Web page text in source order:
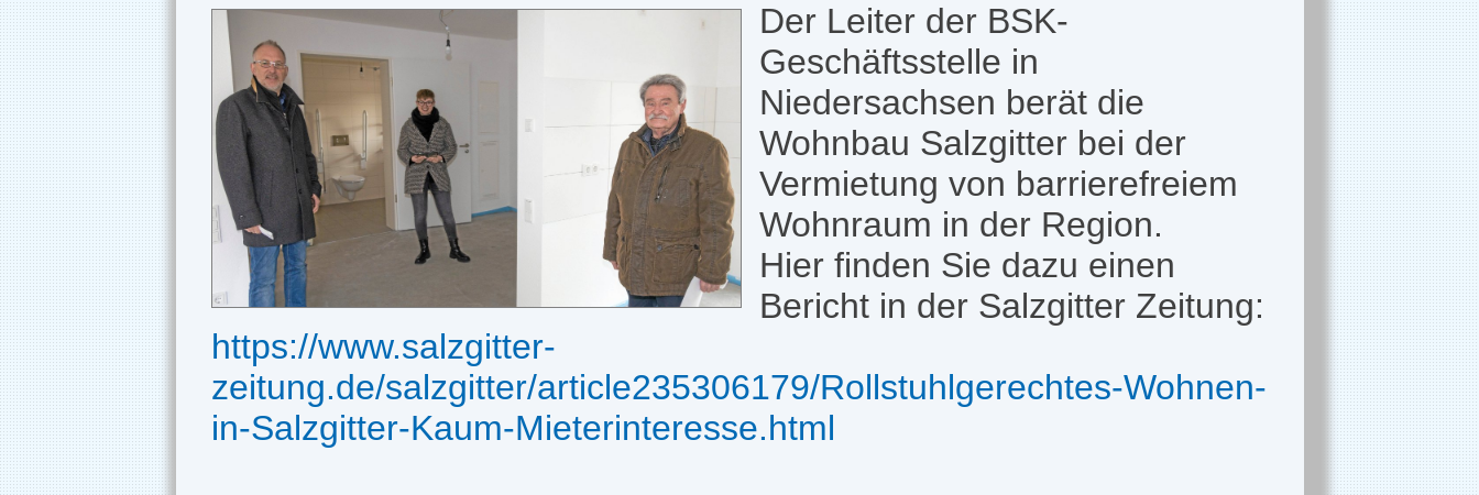
Der Leiter der BSK-
Geschäftsstelle in
Niedersachsen berät die
Wohnbau Salzgitter bei der
Vermietung von barrierefreiem
Wohnraum in der Region.
Hier finden Sie dazu einen
Bericht in der Salzgitter Zeitung:
https://www.salzgitter-
zeitung.de/salzgitter/article235306179/Rollstuhlgerechtes-Wohnen-
in-Salzgitter-Kaum-Mieterinteresse.html